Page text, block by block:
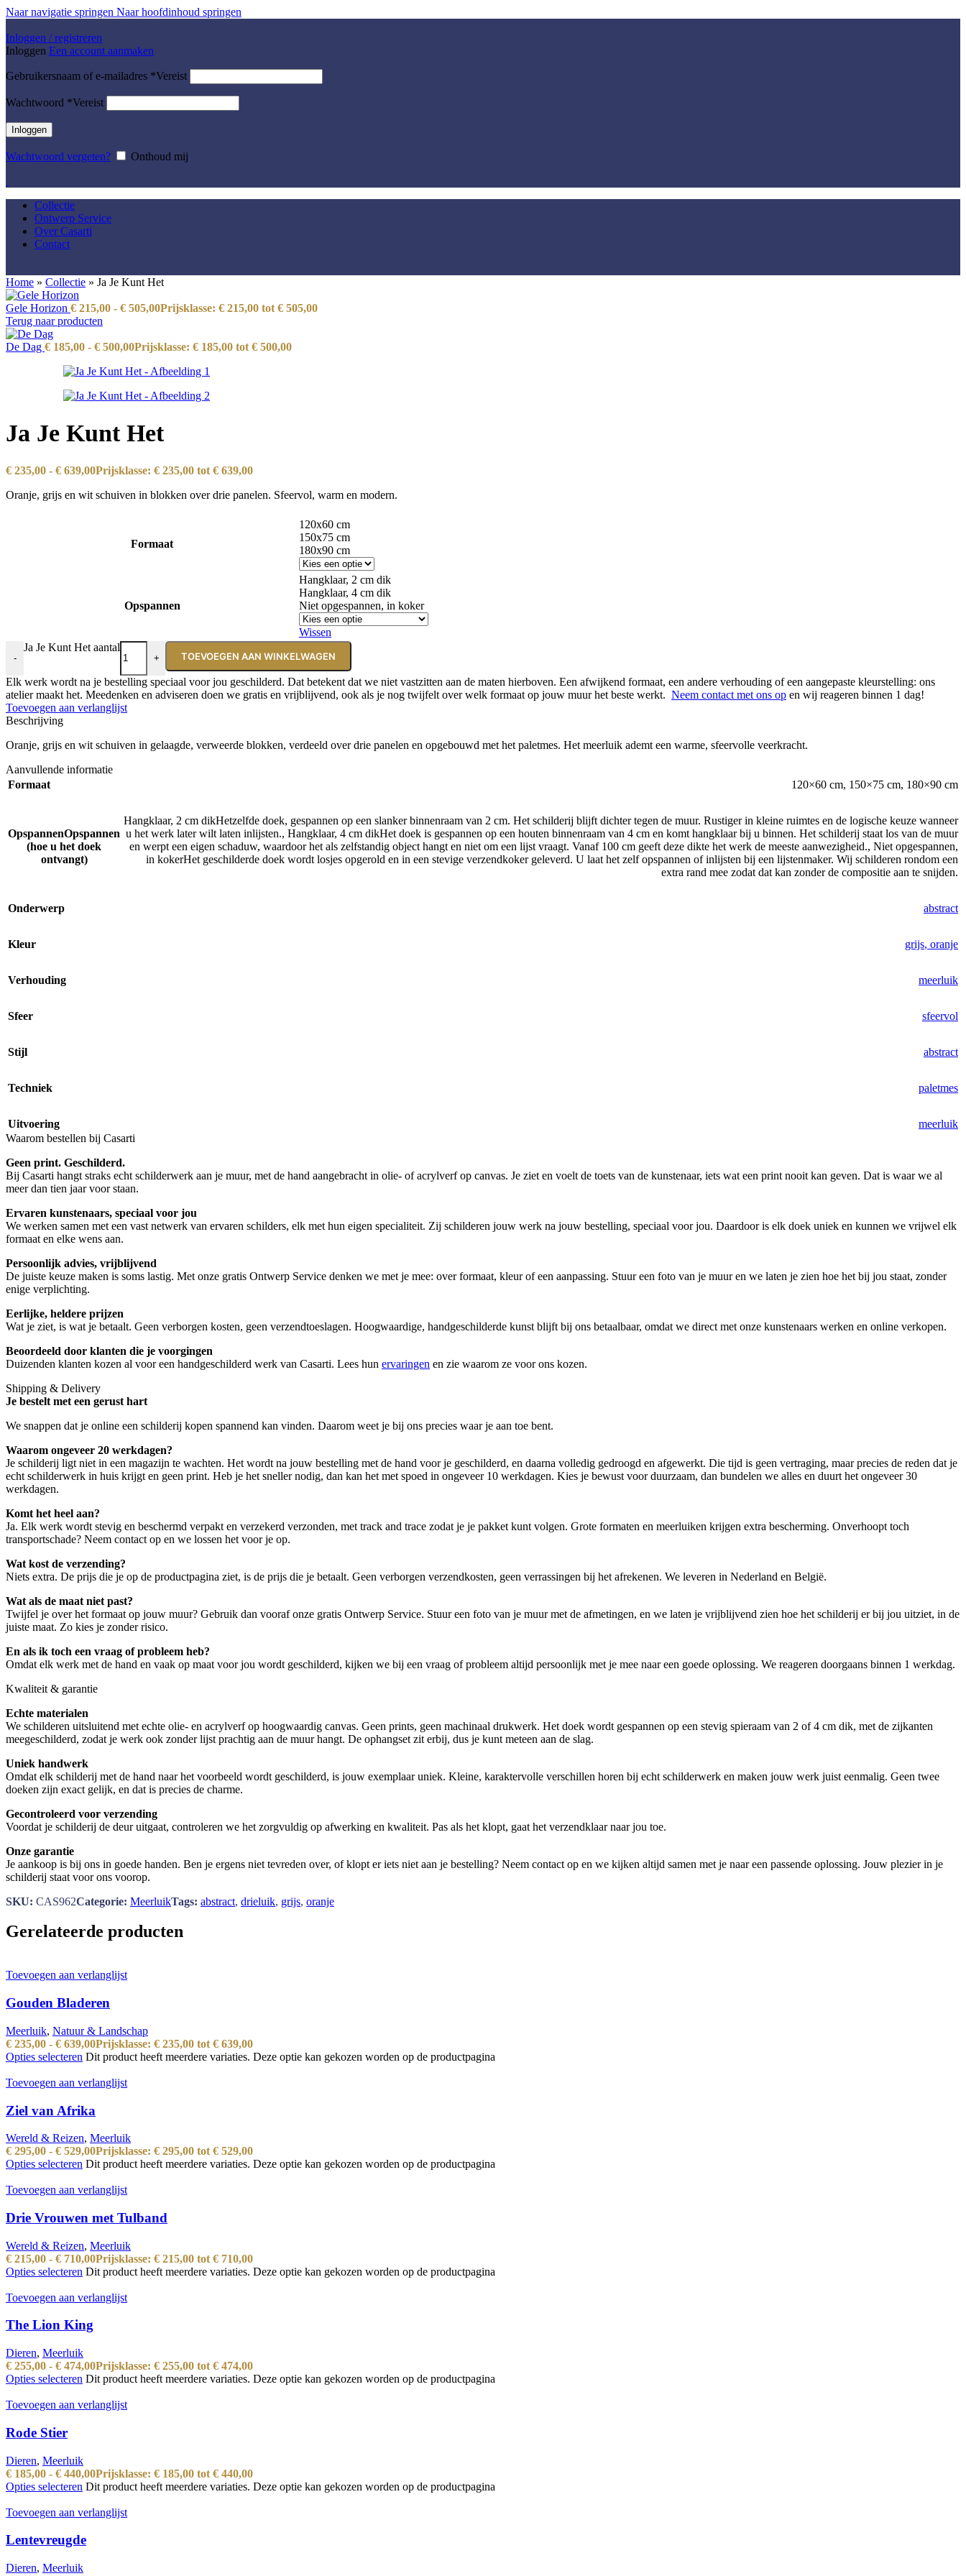
Naar navigatie springen Naar hoofdinhoud springen
Inloggen / registreren
Inloggen Een account aanmaken
Gebruikersnaam of e-mailadres *Vereist
Wachtwoord *Vereist
Inloggen
Wachtwoord vergeten? Onthoud mij
Collectie
Ontwerp Service
Over Casarti
Contact
Home » Collectie » Ja Je Kunt Het
Gele Horizon € 215,00 - € 505,00Prijsklasse: € 215,00 tot € 505,00
Terug naar producten
De Dag € 185,00 - € 500,00Prijsklasse: € 185,00 tot € 500,00
Ja Je Kunt Het
€ 235,00 - € 639,00Prijsklasse: € 235,00 tot € 639,00
Oranje, grijs en wit schuiven in blokken over drie panelen. Sfeervol, warm en modern.
Formaat
120x60 cm
150x75 cm
180x90 cm
Opspannen
Hangklaar, 2 cm dik
Hangklaar, 4 cm dik
Niet opgespannen, in koker
Wissen
-
Ja Je Kunt Het aantal
+ TOEVOEGEN AAN WINKELWAGEN
Elk werk wordt na je bestelling speciaal voor jou geschilderd. Dat betekent dat we niet vastzitten aan de maten hierboven. Een afwijkend formaat, een andere verhouding of een aangepaste kleurstelling: ons
atelier maakt het. Meedenken en adviseren doen we gratis en vrijblijvend, ook als je nog twijfelt over welk formaat op jouw muur het beste werkt. Neem contact met ons op en wij reageren binnen 1 dag!
Toevoegen aan verlanglijst
Beschrijving
Oranje, grijs en wit schuiven in gelaagde, verweerde blokken, verdeeld over drie panelen en opgebouwd met het paletmes. Het meerluik ademt een warme, sfeervolle veerkracht.
Aanvullende informatie
Formaat
120×60 cm, 150×75 cm, 180×90 cm
OpspannenOpspannen
(hoe u het doek
ontvangt)
Hangklaar, 2 cm dikHetzelfde doek, gespannen op een slanker binnenraam van 2 cm. Het schilderij blijft dichter tegen de muur. Rustiger in kleine ruimtes en de logische keuze wanneer
u het werk later wilt laten inlijsten., Hangklaar, 4 cm dikHet doek is gespannen op een houten binnenraam van 4 cm en komt hangklaar bij u binnen. Het schilderij staat los van de muur
en werpt een eigen schaduw, waardoor het als zelfstandig object hangt en niet om een lijst vraagt. Vanaf 100 cm geeft deze dikte het werk de meeste aanwezigheid., Niet opgespannen,
in kokerHet geschilderde doek wordt losjes opgerold en in een stevige verzendkoker geleverd. U laat het zelf opspannen of inlijsten bij een lijstenmaker. Wij schilderen rondom een
extra rand mee zodat dat kan zonder de compositie aan te snijden.
Onderwerp abstract
Kleur grijs, oranje
Verhouding meerluik
Sfeer sfeervol
Stijl abstract
Techniek paletmes
Uitvoering
meerluik
Waarom bestellen bij Casarti
Geen print. Geschilderd.
Bij Casarti hangt straks echt schilderwerk aan je muur, met de hand aangebracht in olie- of acrylverf op canvas. Je ziet en voelt de toets van de kunstenaar, iets wat een print nooit kan geven. Dat is waar we al
meer dan tien jaar voor staan.
Ervaren kunstenaars, speciaal voor jou
We werken samen met een vast netwerk van ervaren schilders, elk met hun eigen specialiteit. Zij schilderen jouw werk na jouw bestelling, speciaal voor jou. Daardoor is elk doek uniek en kunnen we vrijwel elk
formaat en elke wens aan.
Persoonlijk advies, vrijblijvend
De juiste keuze maken is soms lastig. Met onze gratis Ontwerp Service denken we met je mee: over formaat, kleur of een aanpassing. Stuur een foto van je muur en we laten je zien hoe het bij jou staat, zonder
enige verplichting.
Eerlijke, heldere prijzen
Wat je ziet, is wat je betaalt. Geen verborgen kosten, geen verzendtoeslagen. Hoogwaardige, handgeschilderde kunst blijft bij ons betaalbaar, omdat we direct met onze kunstenaars werken en online verkopen.
Beoordeeld door klanten die je voorgingen
Duizenden klanten kozen al voor een handgeschilderd werk van Casarti. Lees hun ervaringen en zie waarom ze voor ons kozen.
Shipping & Delivery
Je bestelt met een gerust hart
We snappen dat je online een schilderij kopen spannend kan vinden. Daarom weet je bij ons precies waar je aan toe bent.
Waarom ongeveer 20 werkdagen?
Je schilderij ligt niet in een magazijn te wachten. Het wordt na jouw bestelling met de hand voor je geschilderd, en daarna volledig gedroogd en afgewerkt. Die tijd is geen vertraging, maar precies de reden dat je
echt schilderwerk in huis krijgt en geen print. Heb je het sneller nodig, dan kan het met spoed in ongeveer 10 werkdagen. Kies je bewust voor duurzaam, dan bundelen we alles en duurt het ongeveer 30
werkdagen.
Komt het heel aan?
Ja. Elk werk wordt stevig en beschermd verpakt en verzekerd verzonden, met track and trace zodat je je pakket kunt volgen. Grote formaten en meerluiken krijgen extra bescherming. Onverhoopt toch
transportschade? Neem contact op en we lossen het voor je op.
Wat kost de verzending?
Niets extra. De prijs die je op de productpagina ziet, is de prijs die je betaalt. Geen verborgen verzendkosten, geen verrassingen bij het afrekenen. We leveren in Nederland en België.
Wat als de maat niet past?
Twijfel je over het formaat op jouw muur? Gebruik dan vooraf onze gratis Ontwerp Service. Stuur een foto van je muur met de afmetingen, en we laten je vrijblijvend zien hoe het schilderij er bij jou uitziet, in de
juiste maat. Zo kies je zonder risico.
En als ik toch een vraag of probleem heb?
Omdat elk werk met de hand en vaak op maat voor jou wordt geschilderd, kijken we bij een vraag of probleem altijd persoonlijk met je mee naar een goede oplossing. We reageren doorgaans binnen 1 werkdag.
Kwaliteit & garantie
Echte materialen
We schilderen uitsluitend met echte olie- en acrylverf op hoogwaardig canvas. Geen prints, geen machinaal drukwerk. Het doek wordt gespannen op een stevig spieraam van 2 of 4 cm dik, met de zijkanten
meegeschilderd, zodat je werk ook zonder lijst prachtig aan de muur hangt. De ophangset zit erbij, dus je kunt meteen aan de slag.
Uniek handwerk
Omdat elk schilderij met de hand naar het voorbeeld wordt geschilderd, is jouw exemplaar uniek. Kleine, karaktervolle verschillen horen bij echt schilderwerk en maken jouw werk juist eenmalig. Geen twee
doeken zijn exact gelijk, en dat is precies de charme.
Gecontroleerd voor verzending
Voordat je schilderij de deur uitgaat, controleren we het zorgvuldig op afwerking en kwaliteit. Pas als het klopt, gaat het verzendklaar naar jou toe.
Onze garantie
Je aankoop is bij ons in goede handen. Ben je ergens niet tevreden over, of klopt er iets niet aan je bestelling? Neem contact op en we kijken altijd samen met je naar een passende oplossing. Jouw plezier in je
schilderij staat voor ons voorop.
SKU: CAS962Categorie: MeerluikTags: abstract, drieluik, grijs, oranje
Gerelateerde producten
Toevoegen aan verlanglijst
Gouden Bladeren
Meerluik, Natuur & Landschap
€ 235,00 - € 639,00Prijsklasse: € 235,00 tot € 639,00
Opties selecteren Dit product heeft meerdere variaties. Deze optie kan gekozen worden op de productpagina
Toevoegen aan verlanglijst
Ziel van Afrika
Wereld & Reizen, Meerluik
€ 295,00 - € 529,00Prijsklasse: € 295,00 tot € 529,00
Opties selecteren Dit product heeft meerdere variaties. Deze optie kan gekozen worden op de productpagina
Toevoegen aan verlanglijst
Drie Vrouwen met Tulband
Wereld & Reizen, Meerluik
€ 215,00 - € 710,00Prijsklasse: € 215,00 tot € 710,00
Opties selecteren Dit product heeft meerdere variaties. Deze optie kan gekozen worden op de productpagina
Toevoegen aan verlanglijst
The Lion King
Dieren, Meerluik
€ 255,00 - € 474,00Prijsklasse: € 255,00 tot € 474,00
Opties selecteren Dit product heeft meerdere variaties. Deze optie kan gekozen worden op de productpagina
Toevoegen aan verlanglijst
Rode Stier
Dieren, Meerluik
€ 185,00 - € 440,00Prijsklasse: € 185,00 tot € 440,00
Opties selecteren Dit product heeft meerdere variaties. Deze optie kan gekozen worden op de productpagina
Toevoegen aan verlanglijst
Lentevreugde
Dieren, Meerluik